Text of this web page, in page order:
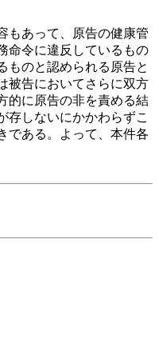
もあって、原告の健康管
命令に違反しているもの
ものと認められる原告と
被告においてさらに双方
的に原告の非を責める結
存しないにかかわらずこ
である。よって、本件各